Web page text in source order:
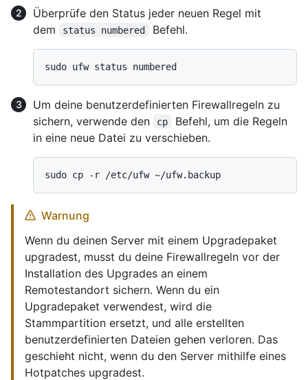
Überprüfe den Status jeder neuen Regel mit
dem
status numbered Befehl.
Um deine benutzerdefinierten Firewallregeln zu
sichern, verwende den
cp
Befehl, um die Regeln
in eine neue Datei zu verschieben.
Warnung
Wenn du deinen Server mit einem Upgradepaket
upgradest, musst du deine Firewallregeln vor der
Installation des Upgrades an einem
Remotestandort sichern. Wenn du ein
Upgradepaket verwendest, wird die
Stammpartition ersetzt, und alle erstellten
benutzerdefinierten Dateien gehen verloren. Das
geschieht nicht, wenn du den Server mithilfe eines
Hotpatches upgradest.